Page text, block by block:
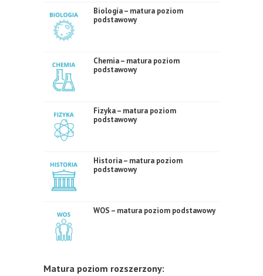
Biologia – matura poziom
podstawowy
Chemia – matura poziom
podstawowy
Fizyka – matura poziom
podstawowy
Historia – matura poziom
podstawowy
WOS – matura poziom podstawowy
Matura poziom rozszerzony: